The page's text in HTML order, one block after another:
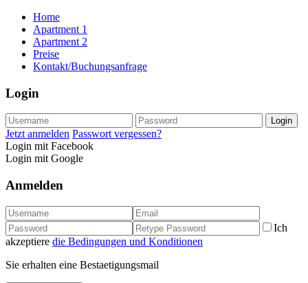
Home
Apartment 1
Apartment 2
Preise
Kontakt/Buchungsanfrage
Login
Login
Jetzt anmelden Passwort vergessen?
Login mit Facebook
Login mit Google
Anmelden
Ich
akzeptiere die Bedingungen und Konditionen
Sie erhalten eine Bestaetigungsmail